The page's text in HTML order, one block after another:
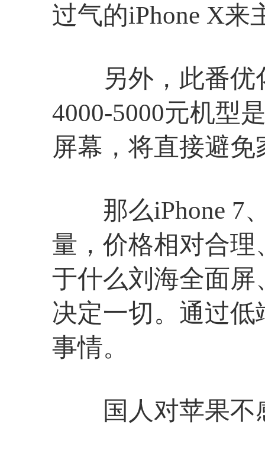
过气的iPhone X来
另外，此番优化
4000-5000元机型
屏幕，将直接避
那么iPhone 7、
量，价格相对合理
于什么刘海全面
决定一切。通过
事情。
国人对苹果不感